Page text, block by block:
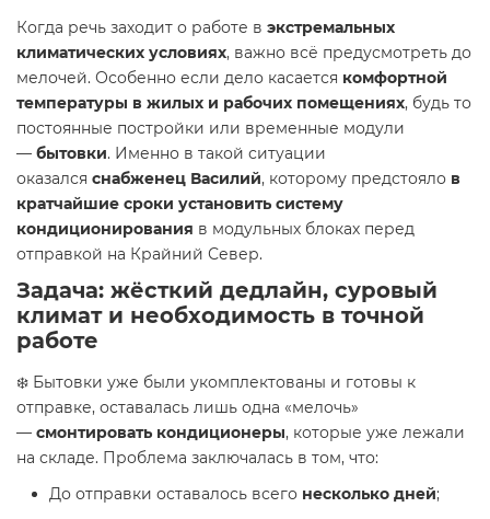
Когда речь заходит о работе в экстремальных
климатических условиях, важно всё предусмотреть до
мелочей. Особенно если дело касается комфортной
температуры в жилых и рабочих помещениях, будь то
постоянные постройки или временные модули
— бытовки. Именно в такой ситуации
оказался снабженец Василий, которому предстояло в
кратчайшие сроки установить систему
кондиционирования в модульных блоках перед
отправкой на Крайний Север.
Задача: жёсткий дедлайн, суровый
климат и необходимость в точной
работе
❄️ Бытовки уже были укомплектованы и готовы к
отправке, оставалась лишь одна «мелочь»
— смонтировать кондиционеры, которые уже лежали
на складе. Проблема заключалась в том, что:
До отправки оставалось всего несколько дней;